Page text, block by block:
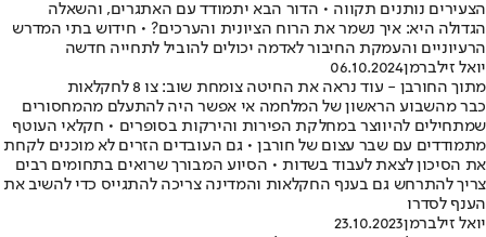
הצעירים נותנים תקווה • הדור הבא יתמודד עם האתגרים, והשאלה
הגדולה היא: איך נשמר את הרוח הציונית והערכים? • חידוש בתי המדרש
הרעיוניים והעמקת החיבור לאדמה יכולים להוביל לתחייה חדשה
יואל זילברמן06.10.2024
מתוך החורבן - עוד נראה את החיטה צומחת שוב: צו 8 לחקלאות
כבר מהשבוע הראשון של המלחמה אי אפשר היה להתעלם מהמחסורים
שמתחילים להיווצר במחלקת הפירות והירקות בסופרים • חקלאי העוטף
מתמודדים עם שבר עצום של חורבן • גם העובדים הזרים לא מוכנים לקחת
את הסיכון לצאת לעבוד בשדות • הסיוע המבורך שרואים בתחומים רבים
צריך להתרחש גם בענף החקלאות והמדינה צריכה להתגייס כדי להשיב את
הענף לסדרו
יואל זילברמן23.10.2023